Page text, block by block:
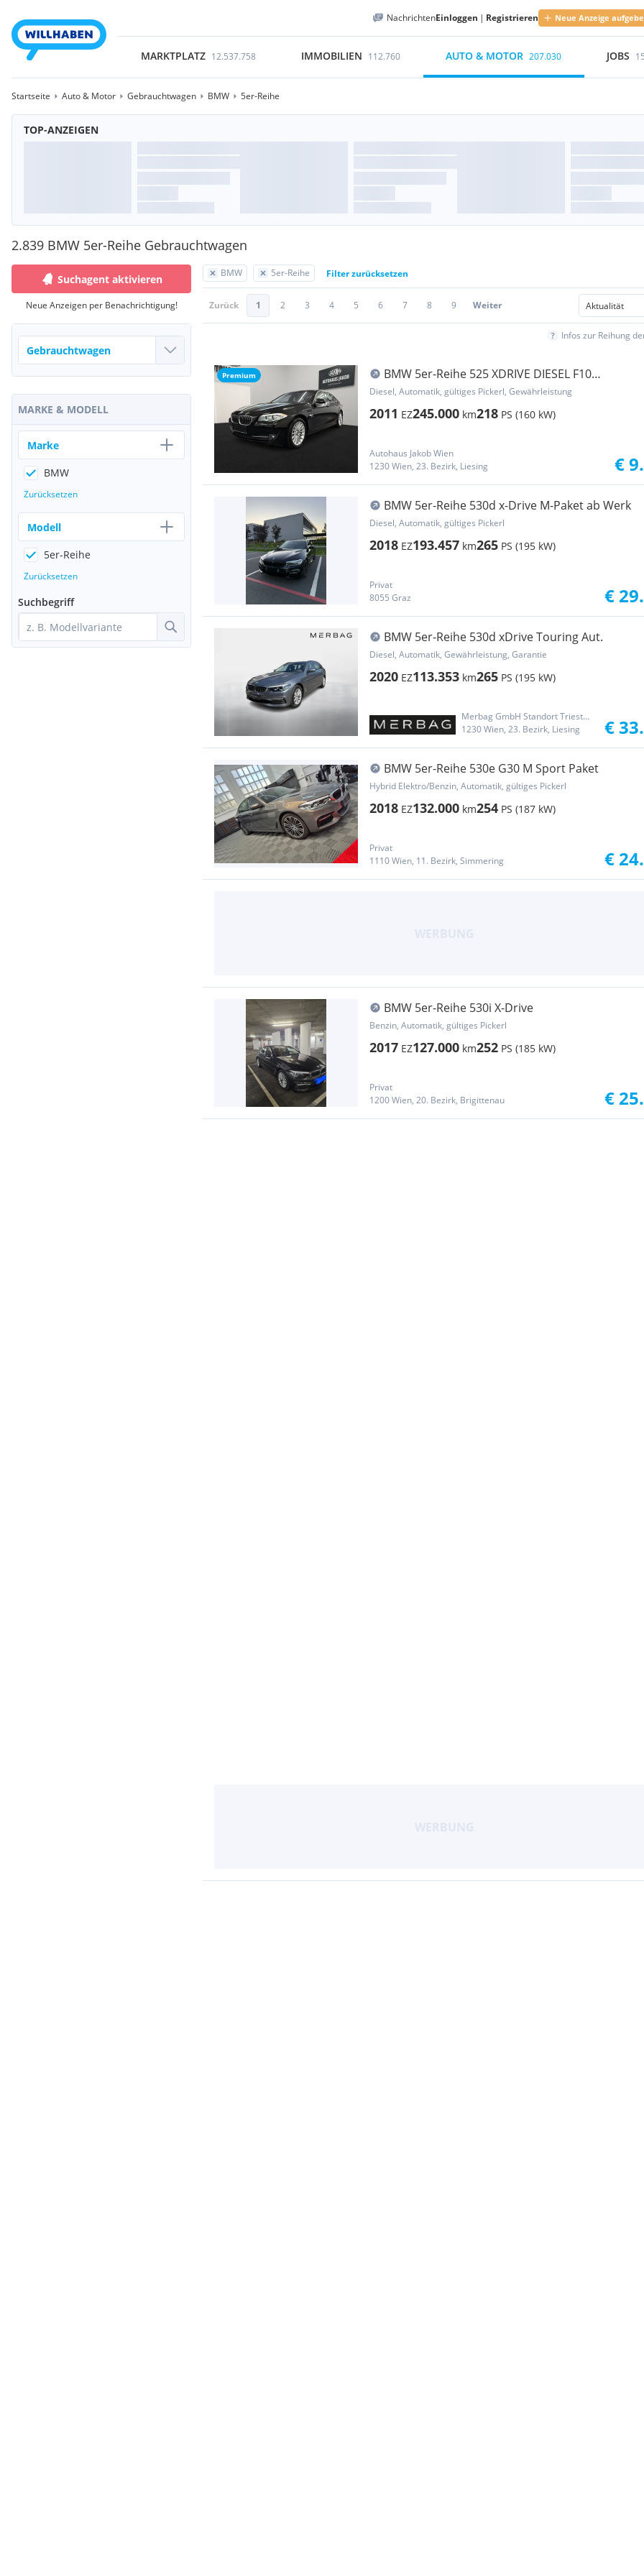
NachrichtenEinloggen | Registrieren Neue Anzeige
MARKTPLATZ 12.537.758 IMMOBILIEN 112.760 AUTO & MOTOR 207.030 JOBS
Startseite Auto & Motor Gebrauchtwagen BMW 5er-Reihe
TOP-ANZEIGEN
2.839 BMW 5er-Reihe Gebrauchtwagen
BMW 5er-Reihe Filter zurücksetzen
Zurück 1 2 3 4 5 6 7 8 9 Weiter
Infos zur Reihung
Premium
BMW 5er-Reihe 525 XDRIVE DIESEL F10
****AUTOMATIK-TEMPOMAT-KA...
Diesel, Automatik, gültiges Pickerl, Gewährleistung
2011 EZ245.000 km218 PS (160 kW)
Autohaus Jakob Wien
1230 Wien, 23. Bezirk, Liesing
€
BMW 5er-Reihe 530d x-Drive M-Paket ab Werk
Diesel, Automatik, gültiges Pickerl
2018 EZ193.457 km265 PS (195 kW)
Privat
8055 Graz
€
BMW 5er-Reihe 530d xDrive Touring Aut.
Diesel, Automatik, Gewährleistung, Garantie
2020 EZ113.353 km265 PS (195 kW)
Merbag GmbH Standort Triesterstraße
1230 Wien, 23. Bezirk, Liesing
€
BMW 5er-Reihe 530e G30 M Sport Paket
Hybrid Elektro/Benzin, Automatik, gültiges Pickerl
2018 EZ132.000 km254 PS (187 kW)
Privat
1110 Wien, 11. Bezirk, Simmering
€
BMW 5er-Reihe 530i X-Drive
Benzin, Automatik, gültiges Pickerl
2017 EZ127.000 km252 PS (185 kW)
Privat
1200 Wien, 20. Bezirk, Brigittenau
€
Suchagent aktivieren
Neue Anzeigen per Benachrichtigung!
MARKE & MODELL
Marke
BMW
Zurücksetzen
Modell
5er-Reihe
Zurücksetzen
Suchbegriff